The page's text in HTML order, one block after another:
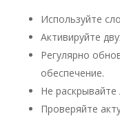
Используйте
Активируйте
Регулярно
обеспечение.
Не
Проверяйте